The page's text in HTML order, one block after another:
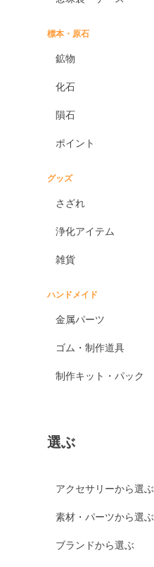
標本・原石
鉱物
化石
隕石
ポイント
グッズ
さざれ
浄化アイテム
雑貨
ハンドメイド
金属パーツ
ゴム・制作道具
制作キット・パック
選ぶ
アクセサリーから選ぶ
素材・パーツから選ぶ
ブランドから選ぶ